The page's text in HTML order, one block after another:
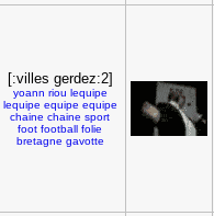
[:villes gerdez:2]
yoann riou lequipe
lequipe equipe equipe
chaine chaine sport
foot football folie
bretagne gavotte